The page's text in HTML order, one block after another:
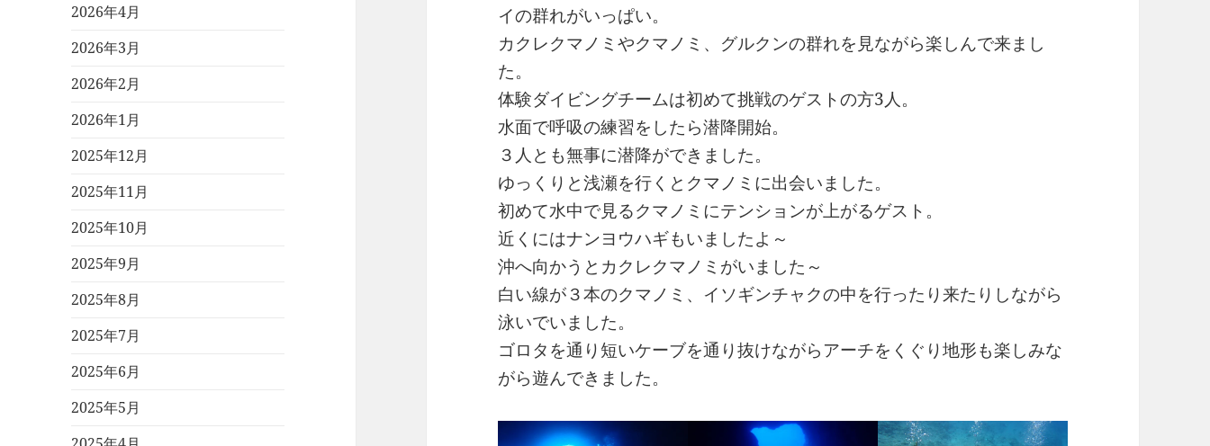
2026年4月
2026年3月
2026年2月
2026年1月
2025年12月
2025年11月
2025年10月
2025年9月
2025年8月
2025年7月
2025年6月
2025年5月
イの群れがいっぱい。
カクレクマノミやクマノミ、グルクンの群れを見ながら楽しんで来まし
た。
体験ダイビングチームは初めて挑戦のゲストの方3人。
水面で呼吸の練習をしたら潜降開始。
３人とも無事に潜降ができました。
ゆっくりと浅瀬を行くとクマノミに出会いました。
初めて水中で見るクマノミにテンションが上がるゲスト。
近くにはナンヨウハギもいましたよ～
沖へ向かうとカクレクマノミがいました～
白い線が３本のクマノミ、イソギンチャクの中を行ったり来たりしながら
泳いでいました。
ゴロタを通り短いケーブを通り抜けながらアーチをくぐり地形も楽しみな
がら遊んできました。